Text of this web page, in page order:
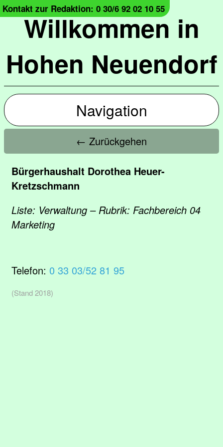
Willkommen in
Hohen Neuendorf
Kontakt zur Redaktion: 0 30/6 92 02 10 55
Navigation
← Zurückgehen
Bürgerhaushalt Dorothea Heuer-
Kretzschmann
Liste: Verwaltung – Rubrik: Fachbereich 04
Marketing
Telefon: 0 33 03/52 81 95
(Stand 2018)